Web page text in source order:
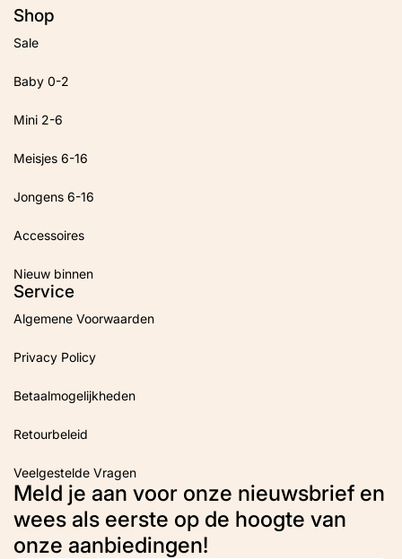
Shop
Sale
Baby 0-2
Mini 2-6
Meisjes 6-16
Jongens 6-16
Accessoires
Nieuw binnen
Service
Algemene Voorwaarden
Privacy Policy
Betaalmogelijkheden
Retourbeleid
Veelgestelde Vragen
Meld je aan voor onze nieuwsbrief en
wees als eerste op de hoogte van
onze aanbiedingen!